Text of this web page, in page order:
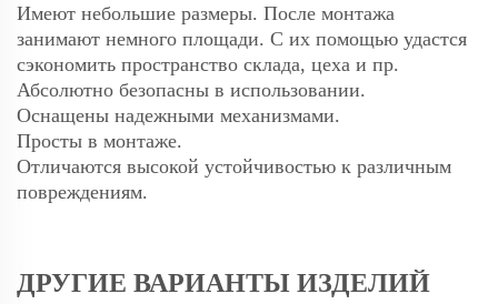
Имеют небольшие размеры. После монтажа
занимают немного площади. С их помощью удастся
сэкономить пространство склада, цеха и пр.
Абсолютно безопасны в использовании.
Оснащены надежными механизмами.
Просты в монтаже.
Отличаются высокой устойчивостью к различным
повреждениям.
ДРУГИЕ ВАРИАНТЫ ИЗДЕЛИЙ